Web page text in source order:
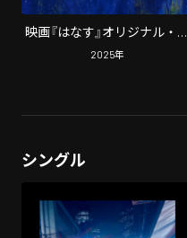
映画『はなす』オリジナル・サ
ウンドトラック
2025年
シングル